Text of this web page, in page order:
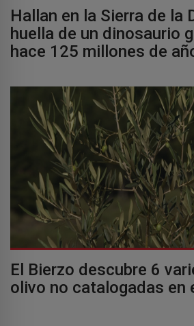
Hallan en la Sierra de la
huella de un dinosaurio
hace 125 millones de
El Bierzo descubre 6
olivo no catalogadas en